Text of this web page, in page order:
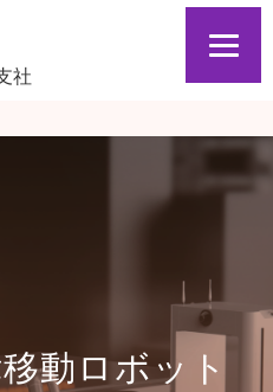
社
動ロボット